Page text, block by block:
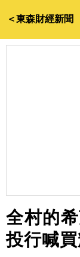
＜東森財經新聞
全村的
投行喊